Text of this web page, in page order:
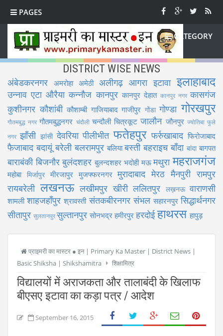
PAGES
CATEGORY
DISTRICT WISE NEWS
अंबेडकरनगर अमरोहा अमेठी अलीगढ़ आगरा इटावा इलाहाबाद
उन्नाव एटा औरैया कन्नौज कानपुर कानपुर देहात कानपुर नगर कासगंज
कुशीनगर कौशांबी कौशाम्बी गाजियाबाद गाजीपुर गोंडा गोण्डा गोरखपुर
गौतमबुद्ध नगर गौतमबुद्धनगर चंदौली चन्दौली चित्रकूट जालौन जौनपुर ज्योतिबा फुले
नगर झाँसी झांसी देवरिया पीलीभीत फतेहपुर फर्रुखाबाद फिरोजाबाद
फैजाबाद बदायूं बरेली बलरामपुर बलिया बस्ती बहराइच बाँदा बांदा बागपत
बाराबंकी बिजनौर बुलंदशहर बुलन्दशहर भदोही मऊ मथुरा महराजगंज
महोबा मिर्जापुर मीरजापुर मुजफ्फरनगर मुरादाबाद मेरठ मैनपुरी रामपुर
रायबरेली लखनऊ लखीमपुर खीरी ललितपुर लख़नऊ वाराणसी
शामली शाहजहाँपुर श्रावस्ती संतकबीरनगर संभल सहारनपुर सिद्धार्थनगर
सीतापुर सुलतानपुरसुल्तानपुर सोनभद्र हमीरपुर हरदोई हाथरस हापुड़
प्राइमरी का मास्टर ● इन | Primary Ka Master | District News |
Basic Shiksha | Shikshamitra
शिक्षामित्र
विद्यालयों में अराजकता और तालाबंदी के खिलाफ
बीएसए इटावा का कड़ा पत्र / आदेश
September 16, 2015